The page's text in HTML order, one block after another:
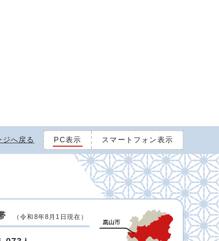
へ戻る PC表示 スマートフォン表示
（令和8年8月1日現在）